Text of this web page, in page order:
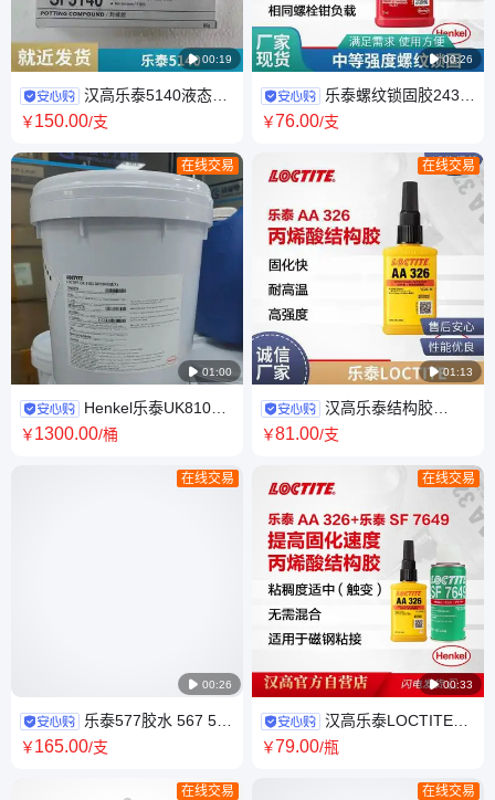
 00:19
汉高乐泰5140液态烷
氧基硅酮灌封胶密封剂耐受风
￥150.00/支
 01:00
在线交易
Henkel乐泰UK8103
5400金属胶复合材料PVC塑料
￥1300.00/桶
 00:26
在线交易
乐泰577胶水 567 565
542 545 554 586 569 572 管
￥165.00/支
在线交易
 00:26
乐泰螺纹锁固胶243中
强度通用耐油型蓝色螺丝密封
￥76.00/支
 01:13
在线交易
汉高乐泰结构胶
LOCTITE 326 50ml 磁钢粘接
￥81.00/支
 00:33
在线交易
汉高乐泰LOCTITE
SF 7649促进剂厌氧胶粘剂和密
￥79.00/瓶
在线交易